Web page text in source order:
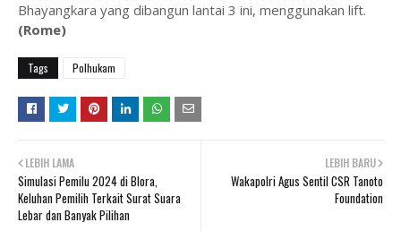
Bhayangkara yang dibangun lantai 3 ini, menggunakan lift.
(Rome)
Tags Polhukam
LEBIH BARU
Wakapolri Agus Sentil CSR Tanoto
Foundation
LEBIH LAMA
Simulasi Pemilu 2024 di Blora,
Keluhan Pemilih Terkait Surat Suara
Lebar dan Banyak Pilihan